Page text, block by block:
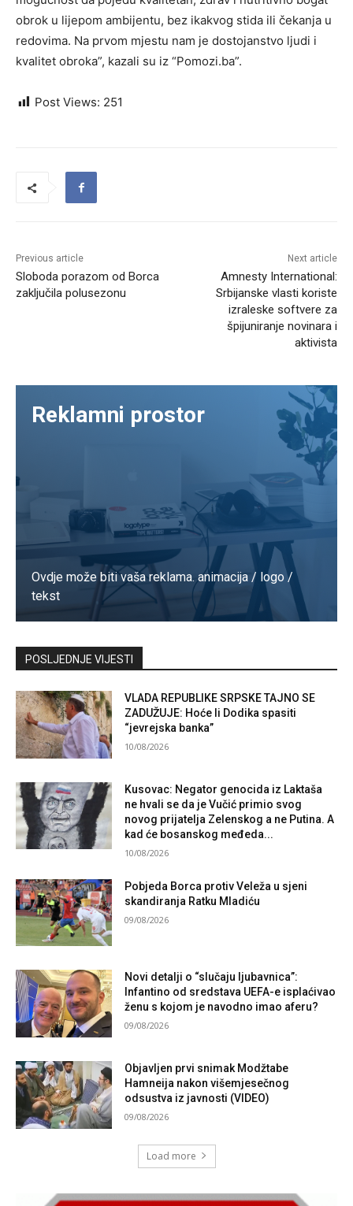
obrok u lijepom ambijentu, bez ikakvog stida ili čekanja u
redovima. Na prvom mjestu nam je dostojanstvo ljudi i
kvalitet obroka”, kazali su iz “Pomozi.ba”.
Post Views: 251
Previous article
Sloboda porazom od Borca
zaključila polusezonu
Next article
Amnesty International:
Srbijanske vlasti koriste
izraleske softvere za
špijuniranje novinara i
aktivista
Reklamni prostor
Ovdje može biti vaša reklama. animacija / logo /
tekst
Kontaktirajte nas
POSLJEDNJE VIJESTI
VLADA REPUBLIKE SRPSKE TAJNO SE
ZADUŽUJE: Hoće li Dodika spasiti
“jevrejska banka”
10/08/2026
Kusovac: Negator genocida iz Laktaša
ne hvali se da je Vučić primio svog
novog prijatelja Zelenskog a ne Putina. A
kad će bosanskog međeda...
10/08/2026
Pobjeda Borca protiv Veleža u sjeni
skandiranja Ratku Mladiću
09/08/2026
Novi detalji o “slučaju ljubavnica”:
Infantino od sredstava UEFA-e isplaćivao
ženu s kojom je navodno imao aferu?
09/08/2026
Objavljen prvi snimak Modžtabe
Hamneija nakon višemjesečnog
odsustva iz javnosti (VIDEO)
09/08/2026
Load more